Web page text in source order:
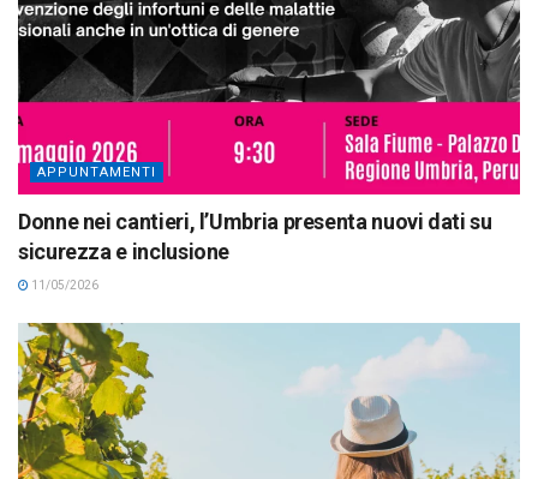
APPUNTAMENTI
Donne nei cantieri, l’Umbria presenta nuovi dati su
sicurezza e inclusione
11/05/2026